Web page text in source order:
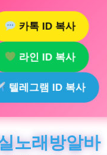
카톡 ID 복사
라인 ID 복사
텔레그램 ID 복사
노래방알바